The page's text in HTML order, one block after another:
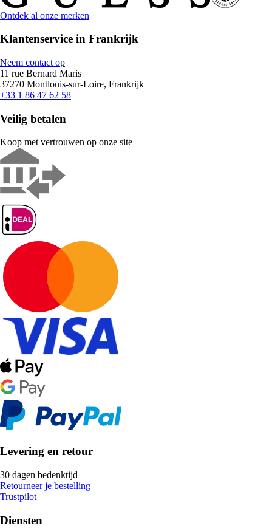
Ontdek al onze merken
Klantenservice in Frankrijk
Neem contact op
11 rue Bernard Maris
37270 Montlouis-sur-Loire, Frankrijk
+33 1 86 47 62 58
Veilig betalen
Koop met vertrouwen op onze site
Levering en retour
30 dagen bedenktijd
Retourneer je bestelling
Trustpilot
Diensten